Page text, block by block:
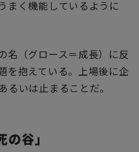
まく機能しているように
名（グロース＝成長）に反
を抱えている。上場後に企
るいは止まることだ。
谷」